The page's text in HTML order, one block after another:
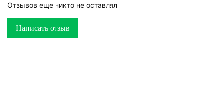
Отзывов еще никто не оставлял
Написать отзыв